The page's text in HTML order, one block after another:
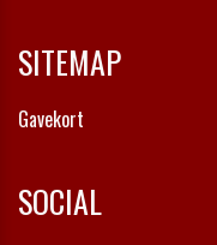
SITEMAP
Gavekort
SOCIAL